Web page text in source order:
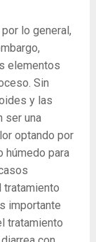
lo general,
elementos
Sin
y las
ser una
optando por
húmedo para
tratamiento
importante
tratamiento